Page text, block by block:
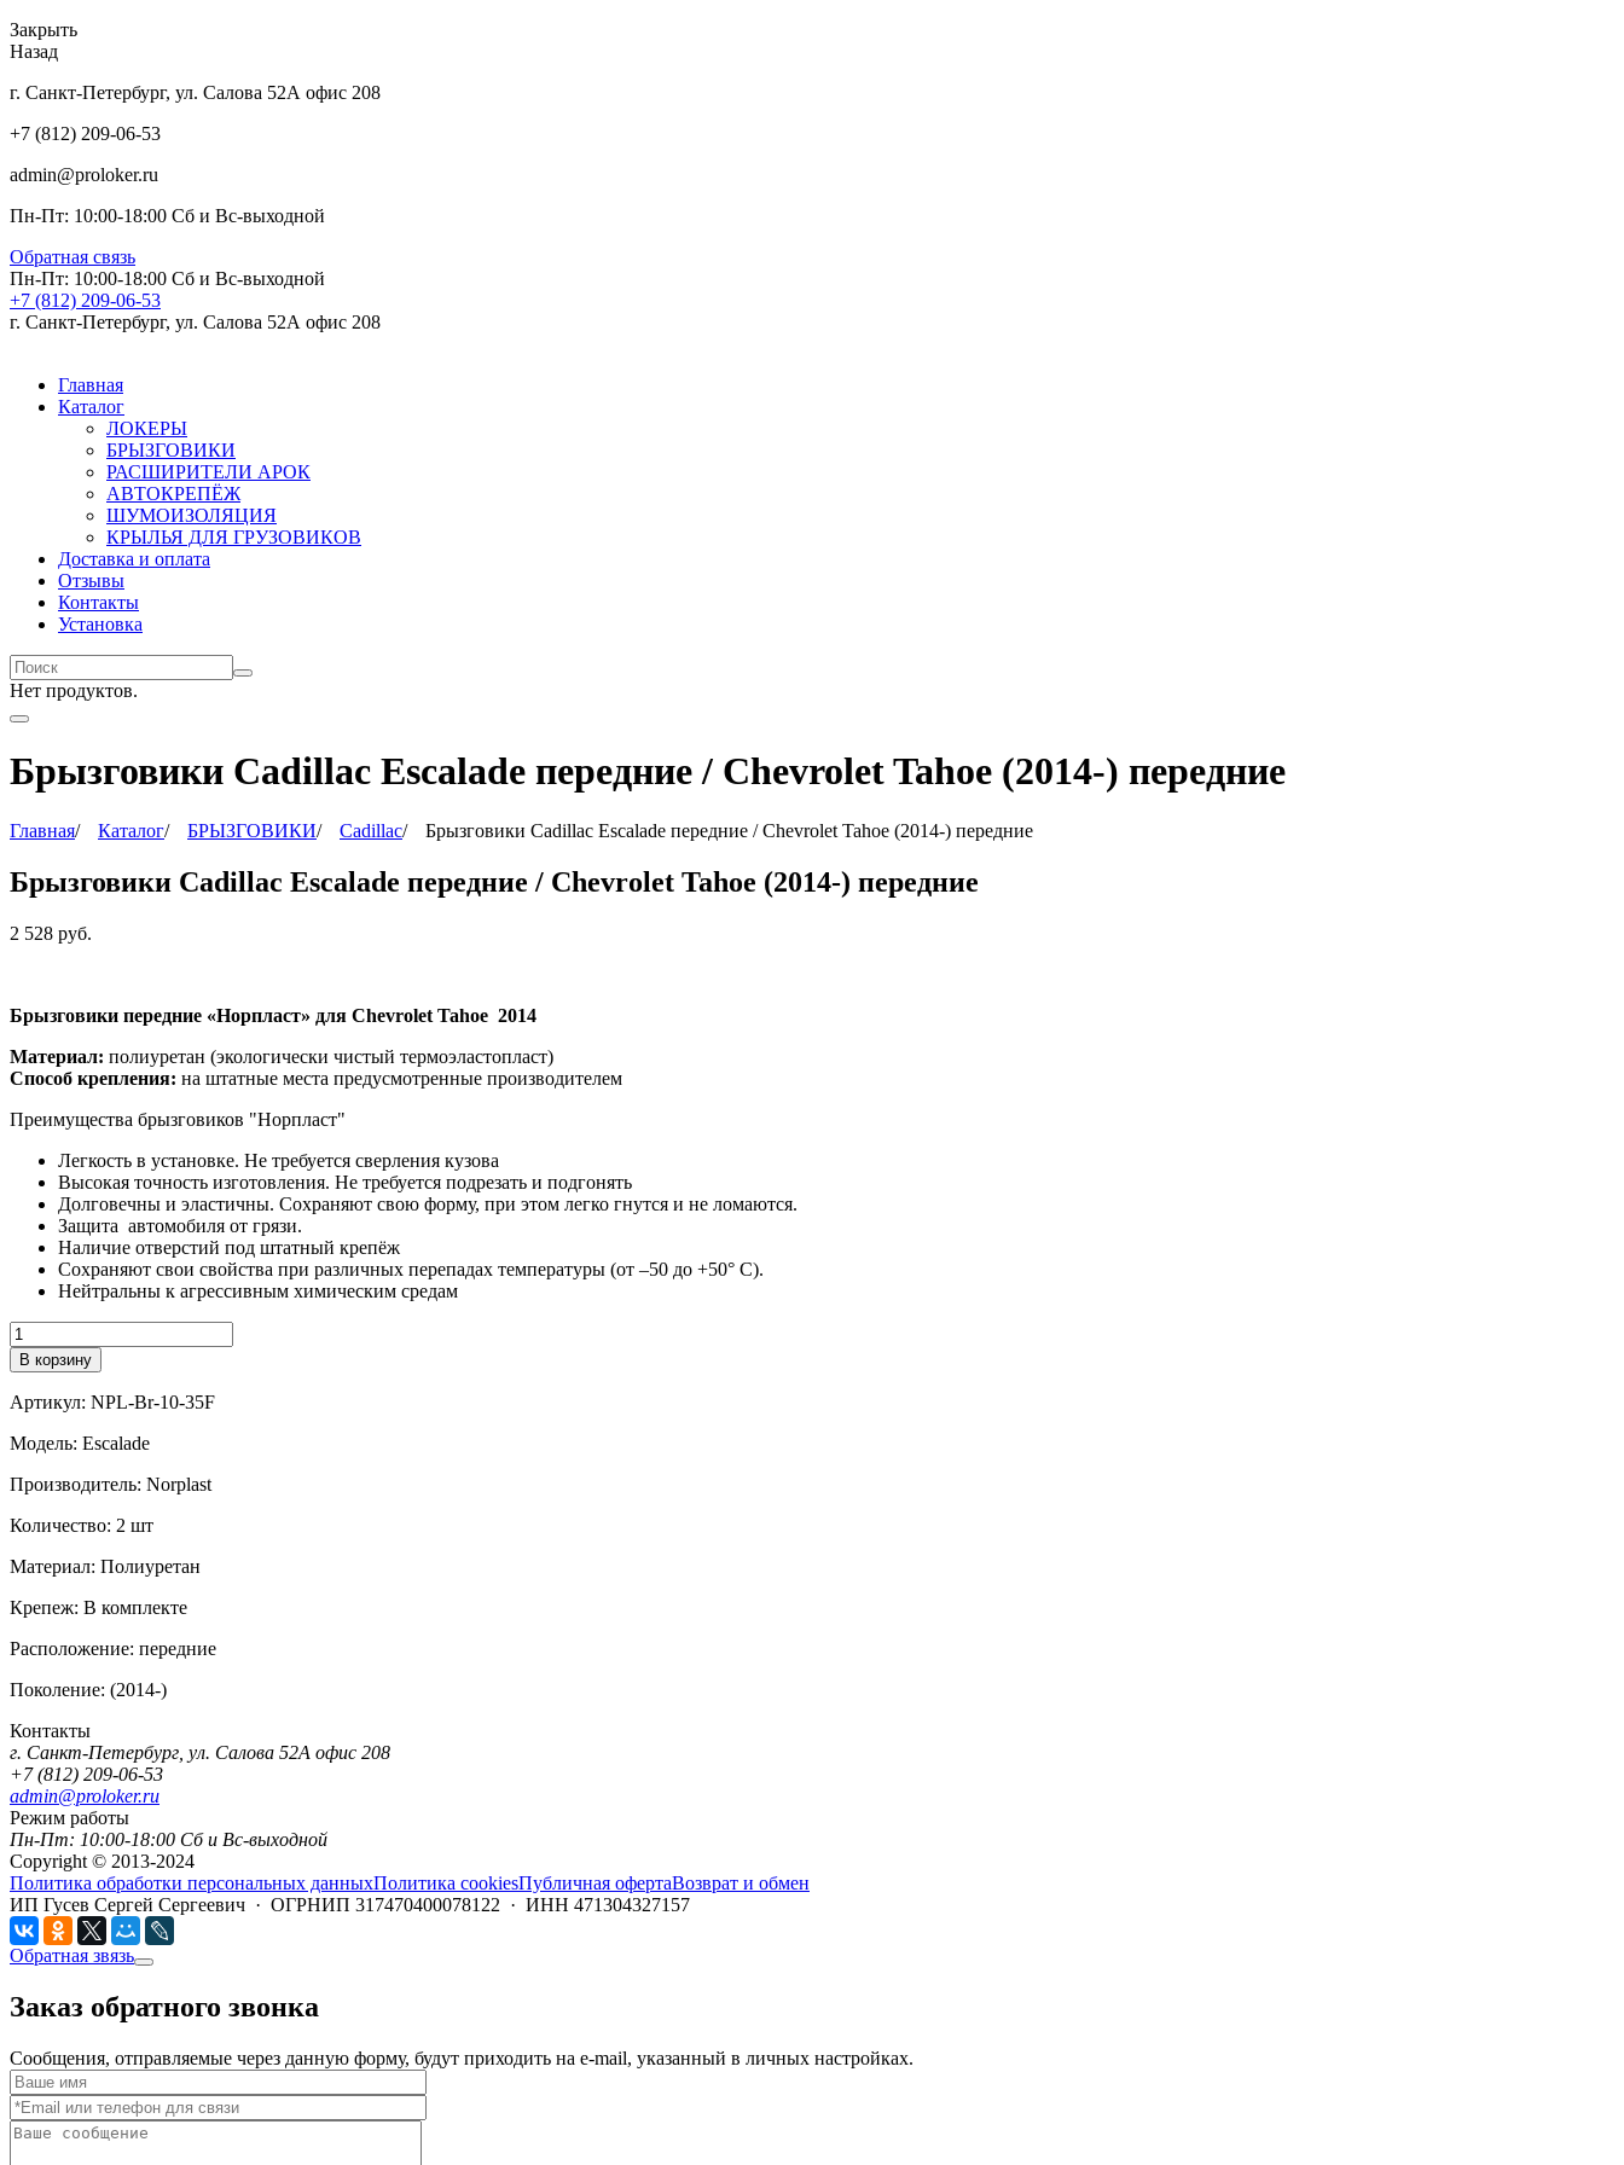
Закрыть
Назад
г. Санкт-Петербург, ул. Салова 52А офис 208
+7 (812) 209-06-53
admin@proloker.ru
Пн-Пт: 10:00-18:00 Сб и Вс-выходной
Обратная связь
Пн-Пт: 10:00-18:00 Сб и Вс-выходной
+7 (812) 209-06-53
г. Санкт-Петербург, ул. Салова 52А офис 208
Главная
Каталог
ЛОКЕРЫ
БРЫЗГОВИКИ
РАСШИРИТЕЛИ АРОК
АВТОКРЕПЁЖ
ШУМОИЗОЛЯЦИЯ
КРЫЛЬЯ ДЛЯ ГРУЗОВИКОВ
Доставка и оплата
Отзывы
Контакты
Установка
Нет продуктов.
Брызговики Cadillac Escalade передние / Chevrolet Tahoe (2014-) передние
Главная/ Каталог/ БРЫЗГОВИКИ/ Cadillac/ Брызговики Cadillac Escalade передние / Chevrolet Tahoe (2014-) передние
Брызговики Cadillac Escalade передние / Chevrolet Tahoe (2014-) передние
2 528 руб.
Брызговики передние «Норпласт» для Chevrolet Tahoe 2014
Материал: полиуретан (экологически чистый термоэластопласт)
Способ крепления: на штатные места предусмотренные производителем
Преимущества брызговиков "Норпласт"
Легкость в установке. Не требуется сверления кузова
Высокая точность изготовления. Не требуется подрезать и подгонять
Долговечны и эластичны. Сохраняют свою форму, при этом легко гнутся и не ломаются.
Защита автомобиля от грязи.
Наличие отверстий под штатный крепёж
Сохраняют свои свойства при различных перепадах температуры (от –50 до +50° С).
Нейтральны к агрессивным химическим средам
Количество
В корзину
Артикул: NPL-Br-10-35F
Модель: Escalade
Производитель: Norplast
Количество: 2 шт
Материал: Полиуретан
Крепеж: В комплекте
Расположение: передние
Поколение: (2014-)
Контакты
г. Санкт-Петербург, ул. Салова 52А офис 208
+7 (812) 209-06-53
admin@proloker.ru
Режим работы
Пн-Пт: 10:00-18:00 Сб и Вс-выходной
Copyright © 2013-2024
Политика обработки персональных данныхПолитика cookiesПубличная офертаВозврат и обмен
ИП Гусев Сергей Сергеевич · ОГРНИП 317470400078122 · ИНН 471304327157
Обратная звязь
Заказ обратного звонка
Сообщения, отправляемые через данную форму, будут приходить на e-mail, указанный в личных настройках.